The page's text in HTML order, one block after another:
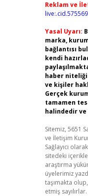
Reklam ve
Yasal Uyarı:
marka,
bağlantısı
kendi
haber
ve kişiler
Gerçek
tamamen
halindedir
Sitemiz, 5651
ve İletişim
Sağlayıcı
sitedeki
araştırma
üyelerimiz
taşımakta
etmiş sayılırlar.